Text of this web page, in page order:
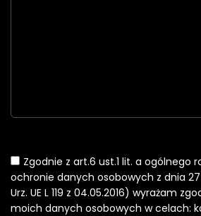
Zgodnie z art.6 ust.1 lit. a ogólnego
ochronie danych osobowych z dnia 27
Urz. UE L 119 z 04.05.2016) wyrażam
moich danych osobowych w celach: